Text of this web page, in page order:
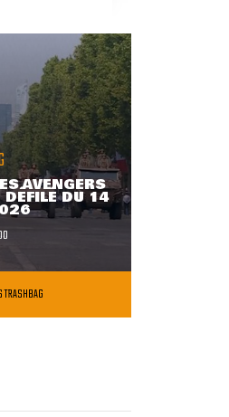
AVENGERS
DÉFILÉ DU 14
TRASHBAG